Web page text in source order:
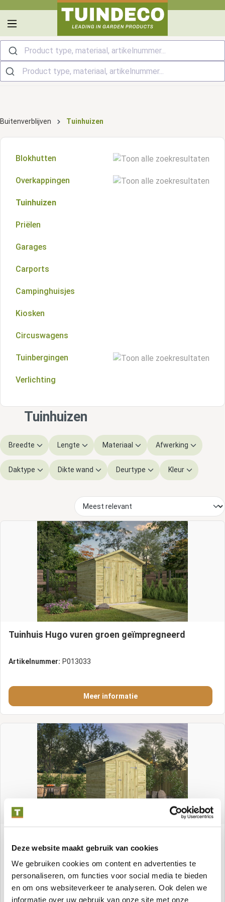
Deze website maakt gebruik van cookies
We gebruiken cookies om content en advertenties te
personaliseren, om functies voor social media te bieden
en om ons websiteverkeer te analyseren. Ook delen we
informatie over uw gebruik van onze site met onze
Product type, materiaal, artikelnummer...
Buitenverblijven Tuinhuizen
Blokhutten
Zadeldak blokhutten
Kapschuur blokhutten
Schilddak blokhutten
Wolfskap blokhutten
Platdak blokhutten
Overkappingen
Plat dak overkappingen
Zadeldak overkappingen
Kapschuren
Veranda's
Aluminium overkappingen
Tuinhuizen
Priëlen
Garages
Carports
Campinghuisjes
Kiosken
Circuswagens
Tuinbergingen
Houten tuinbergingen
Metalen tuinbergingen
Verlichting
Tuinhuizen
Breedte Lengte Materiaal Afwerking
Daktype Dikte wand Deurtype Kleur
Tuinhuis Hugo vuren groen geïmpregneerd
Artikelnummer: P013033
Meer informatie
Artikelnummer: P013030
Meer informatie